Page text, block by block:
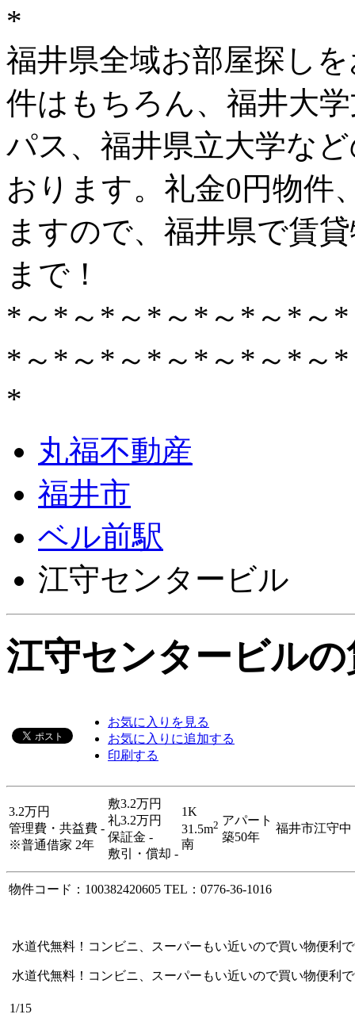
*
福井県全域お部屋探し
件はもちろん、福井大
パス、福井県立大学な
おります。礼金0円物件
ますので、福井県で賃
まで！
*～*～*～*～*～*～*～
*～*～*～*～*～*～*～
*
丸福不動産
福井市
ベル前駅
江守センタービル
江守センタービル
お気に入りを見る
お気に入りに追加する
印刷する
3.2万円
管理費・共益費 -
※普通借家 2年
敷3.2万円
礼3.2万円
保証金 -
敷引・償却 -
1K
31.5m2
南
アパート
築50年
福井市江守中
物件コード：100382420605 TEL：0776-36-1016
水道代無料！コンビニ、スーパーもい近いので買い物便利
水道代無料！コンビニ、スーパーもい近いので買い物便利
1/15